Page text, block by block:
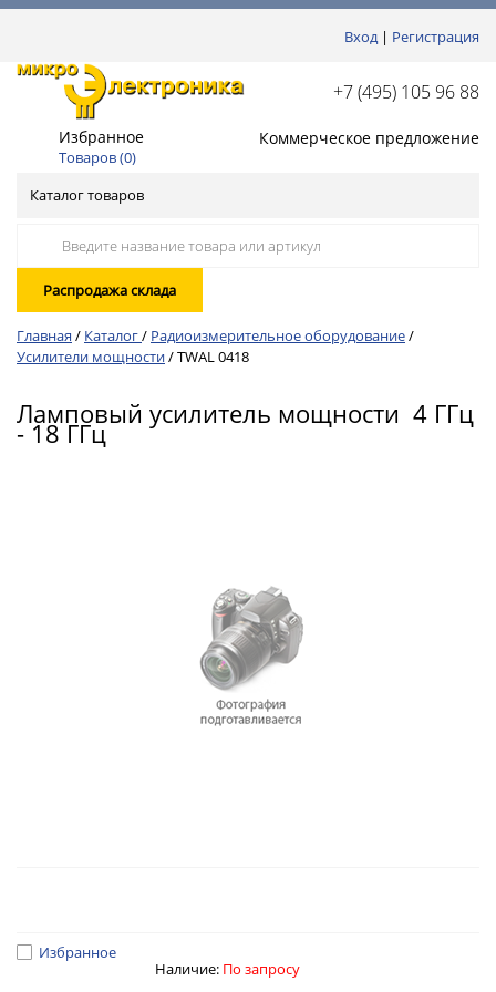
Вход| Регистрация
+7 (495) 105 96 88
Избранное
Товаров (0)
Коммерческое предложение
Каталог товаров
Распродажа склада
Главная / Каталог/ Радиоизмерительное оборудование/
Усилители мощности/TWAL 0418
Ламповый усилитель мощности 4 ГГц
- 18 ГГц
Избранное
Наличие: По запросу